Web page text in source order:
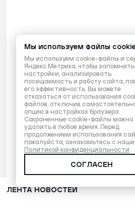
ЛЕНТА НОВОСТЕЙ
Мы используем файлы
Мы используем cookie-файлы и
Яндекс.Метрика, чтобы
настройки, анализировать
посещаемость и работу сайта,
его эффективность. Вы можете
отказаться от использования
файлов, отключив
опцию в настройках браузера.
Сохраненные cookie-файлы можно
удалить в любое время. Перед
продолжением использования
пожалуйста, ознакомьтесь с
Политикой конфиденциальности.
СОГЛАСЕН